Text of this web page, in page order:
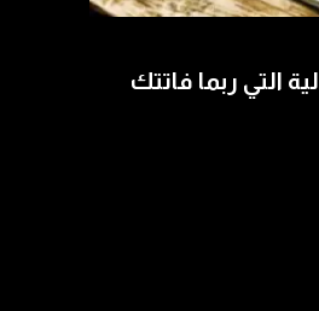
التي ربما فاتتك